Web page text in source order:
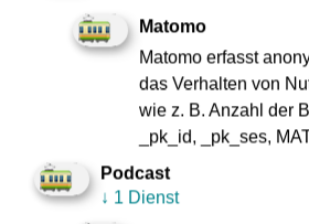
Verlauf abzuändern.
Matomo
Matomo erfasst
das Verhalten von
wie z. B. Anzahl der
_pk_id, _pk_ses,
Podcast
↓ 1 Dienst